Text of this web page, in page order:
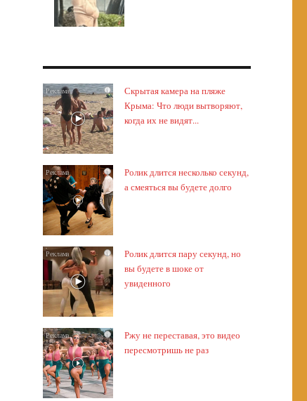
i
Скрытая камера на пляже
Крыма: Что люди вытворяют,
когда их не видят...
i
Ролик длится несколько секунд,
а смеяться вы будете долго
i
Ролик длится пару секунд, но
вы будете в шоке от
увиденного
i
Ржу не переставая, это видео
пересмотришь не раз